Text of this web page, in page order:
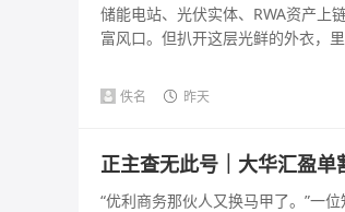
储能电站、光伏实体、RWA资产
富风口。但扒开这层光鲜的外衣，
佚名 昨天
正主查无此号｜大华汇盈
“优利商务那伙人又换马甲了。”一